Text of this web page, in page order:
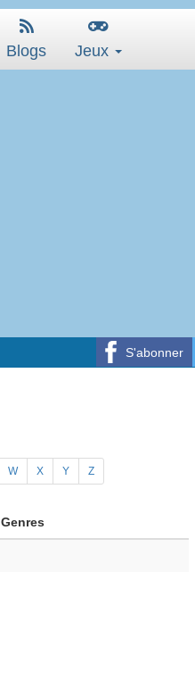
Blogs Jeux
S'abonner
W X Y Z
Genres